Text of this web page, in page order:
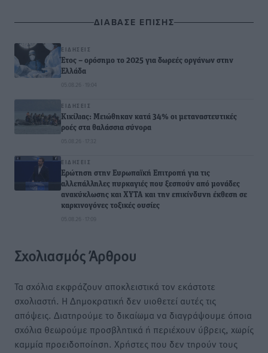
ΔΙΑΒΑΣΕ ΕΠΙΣΗΣ
ΕΙΔΉΣΕΙΣ
Έτος – ορόσημο το 2025 για δωρεές οργάνων στην
Ελλάδα
05.08.26 · 19:04
ΕΙΔΉΣΕΙΣ
Κικίλιας: Μειώθηκαν κατά 34% οι μεταναστευτικές
ροές στα θαλάσσια σύνορα
05.08.26 · 17:32
ΕΙΔΉΣΕΙΣ
Ερώτηση στην Ευρωπαϊκή Επιτροπή για τις
αλλεπάλληλες πυρκαγιές που ξεσπούν από μονάδες
ανακύκλωσης και ΧΥΤΑ και την επικίνδυνη έκθεση σε
καρκινογόνες τοξικές ουσίες
05.08.26 · 17:09
Σχολιασμός Άρθρου
Τα σχόλια εκφράζουν αποκλειστικά τον εκάστοτε
σχολιαστή. Η Δημοκρατική δεν υιοθετεί αυτές τις
απόψεις. Διατηρούμε το δικαίωμα να διαγράψουμε όποια
σχόλια θεωρούμε προσβλητικά ή περιέχουν ύβρεις, χωρίς
καμμία προειδοποίηση. Χρήστες που δεν τηρούν τους